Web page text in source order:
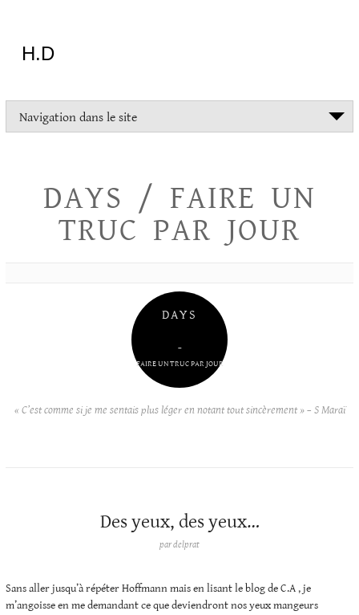
H.D
Navigation dans le site
DAYS / FAIRE UN
TRUC PAR JOUR
DAYS
–
FAIRE UN TRUC PAR JOUR
« C’est comme si je me sentais plus léger en notant tout sincèrement » – S Maraï
Des yeux, des yeux…
pardelprat
Sans aller jusqu’à répéter Hoffmann mais en lisant le blog de C.A , je
m’angoisse en me demandant ce que deviendront nos yeux mangeurs